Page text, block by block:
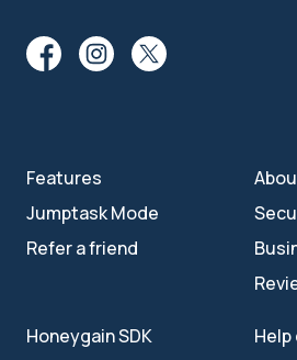
Features
Jumptask Mode
Refer a friend
Honeygain SDK